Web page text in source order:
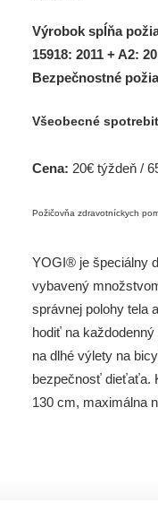
Výrobok spĺňa
15918: 2011 + A2:
Bezpečnostné
Všeobecné
Cena: 20€ týždeň /
Požičovňa zdravotníckych
YOGI® je špeciálny
vybavený
správnej polohy tela
hodiť na
na dlhé výlety na
bezpečnosť dieťaťa.
130 cm, maximálna